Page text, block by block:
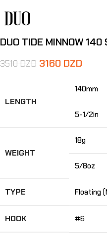
DUO TIDE MINNOW
3510DZD 3160 DZD
LENGTH
140mm
5-1/2in
WEIGHT
18g
5/8oz
TYPE Floating
HOOK #6